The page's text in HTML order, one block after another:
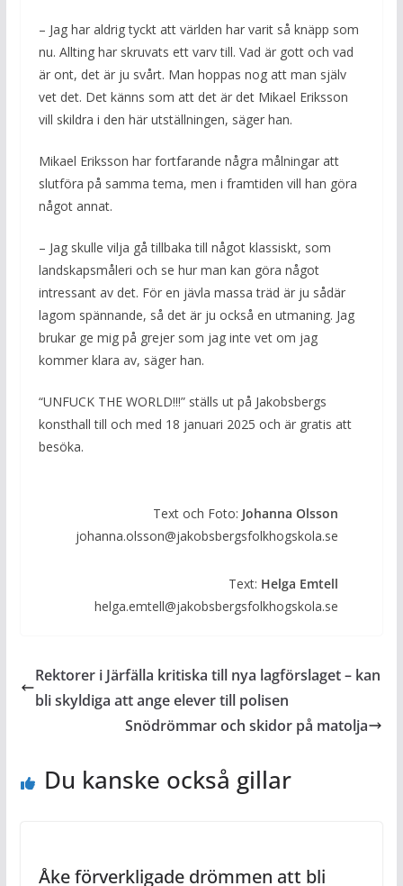
– Jag har aldrig tyckt att världen har varit så knäpp som
nu. Allting har skruvats ett varv till. Vad är gott och vad
är ont, det är ju svårt. Man hoppas nog att man själv
vet det. Det känns som att det är det Mikael Eriksson
vill skildra i den här utställningen, säger han.
Mikael Eriksson har fortfarande några målningar att
slutföra på samma tema, men i framtiden vill han göra
något annat.
– Jag skulle vilja gå tillbaka till något klassiskt, som
landskapsmåleri och se hur man kan göra något
intressant av det. För en jävla massa träd är ju sådär
lagom spännande, så det är ju också en utmaning. Jag
brukar ge mig på grejer som jag inte vet om jag
kommer klara av, säger han.
“UNFUCK THE WORLD!!!” ställs ut på Jakobsbergs
konsthall till och med 18 januari 2025 och är gratis att
besöka.
Text och Foto: Johanna Olsson
johanna.olsson@jakobsbergsfolkhogskola.se
Text: Helga Emtell
helga.emtell@jakobsbergsfolkhogskola.se
Rektorer i Järfälla kritiska till nya lagförslaget – kan
bli skyldiga att ange elever till polisen
Snödrömmar och skidor på matolja
Du kanske också gillar
Åke förverkligade drömmen att bli